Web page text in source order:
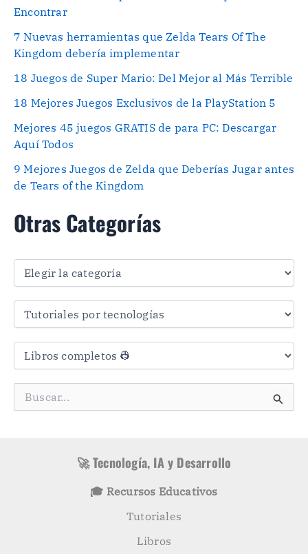
Encontrar
7 Nuevas herramientas que Zelda Tears Of The
Kingdom debería implementar
18 Juegos de Super Mario: Del Mejor al Más Terrible
18 Mejores Juegos Exclusivos de la PlayStation 5
Mejores 45 juegos GRATIS de para PC: Descargar
Aquí Todos
9 Mejores Juegos de Zelda que Deberías Jugar antes
de Tears of the Kingdom
Otras Categorías
🚀 Tecnología, IA y Desarrollo
🎓 Recursos Educativos
Tutoriales
Libros